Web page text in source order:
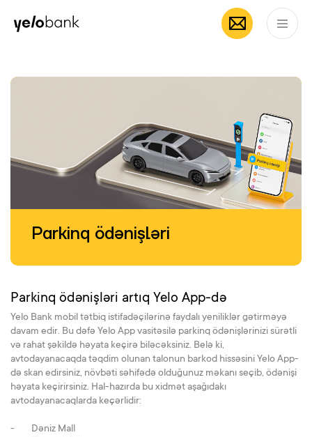
Fərdi Biznes
Parkinq ödənişləri
Parkinq ödənişləri artıq Yelo App-də
Yelo Bank mobil tətbiq istifadəçilərinə faydalı yeniliklər gətirməyə
davam edir. Bu dəfə Yelo App vasitəsilə parkinq ödənişlərinizi sürətli
və rahat şəkildə həyata keçirə biləcəksiniz. Belə ki,
avtodayanacaqda təqdim olunan talonun barkod hissəsini Yelo App-
də skan edirsiniz, növbəti səhifədə olduğunuz məkanı seçib, ödənişi
həyata keçirirsiniz. Hal-hazırda bu xidmət aşağıdakı
avtodayanacaqlarda keçərlidir:
- Dəniz Mall